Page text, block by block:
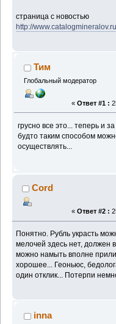
страница с новостью
http://
Тим
Глобальный модератор
« Ответ #1 :
грусно все это... теперь и
будто таким способом
осуществлять...
Cord
« Ответ #2 :
Понятно. Рубль украсть
мелочей здесь нет, должен
можно намыть вполне
хорошее... Геоньюс,
один отклик... Потерпи
inna